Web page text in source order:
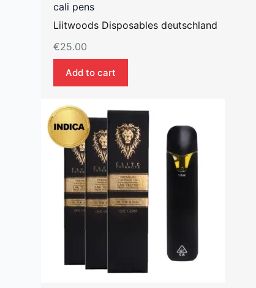
cali pens
Liitwoods Disposables deutschland
€25.00
Add to cart